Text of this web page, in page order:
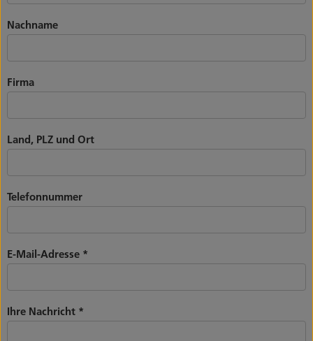
Nachname
Firma
Land, PLZ und Ort
Telefonnummer
E-Mail-Adresse *
Ihre Nachricht *